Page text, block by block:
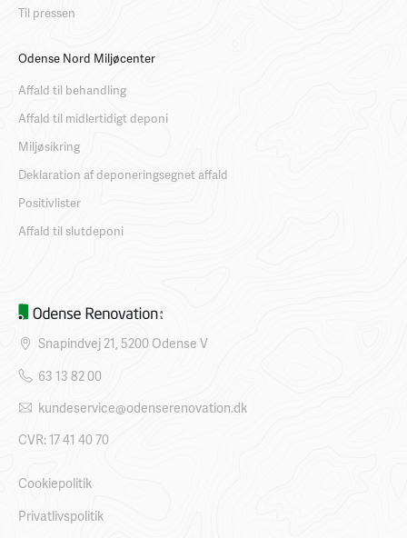
Til pressen
Odense Nord Miljøcenter
Affald til behandling
Affald til midlertidigt deponi
Miljøsikring
Deklaration af deponeringsegnet affald
Positivlister
Affald til slutdeponi
Snapindvej 21, 5200 Odense V
63 13 82 00
kundeservice@odenserenovation.dk
CVR: 17 41 40 70
Cookiepolitik
Privatlivspolitik